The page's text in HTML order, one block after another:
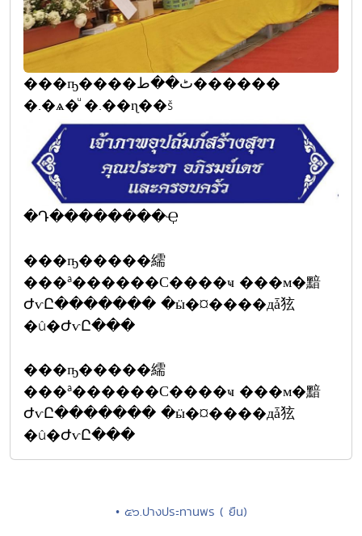
���ҧ����ٹ��ط������
�.�ѧ�ͧ �.��ɳ��š
�Դ��������Ҿ
ԺѵԸ������� �ӹ�¤����дǡ㹡